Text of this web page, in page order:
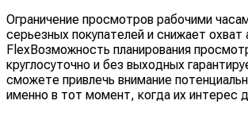
Ограничение просмотров рабочими
серьезных покупателей и снижает охват
FlexВозможность планирования
круглосуточно и без выходных
сможете привлечь внимание
именно в тот момент, когда их интерес